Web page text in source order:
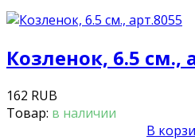
Козленок, 6.5 см.,
162 RUB
Товар: в наличии
В